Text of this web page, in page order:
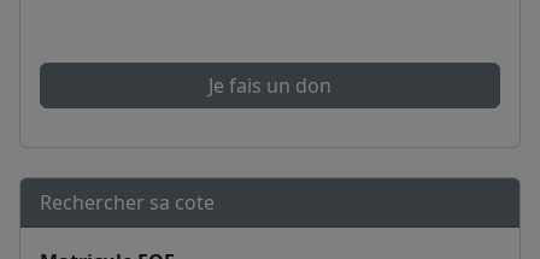
Je fais un don
Rechercher sa cote